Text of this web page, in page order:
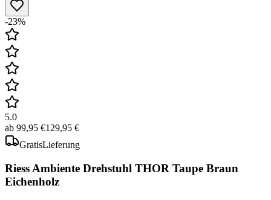
-23%
5.0
ab 99,95 €129,95 €
GratisLieferung
Riess Ambiente Drehstuhl THOR Taupe Braun
Eichenholz